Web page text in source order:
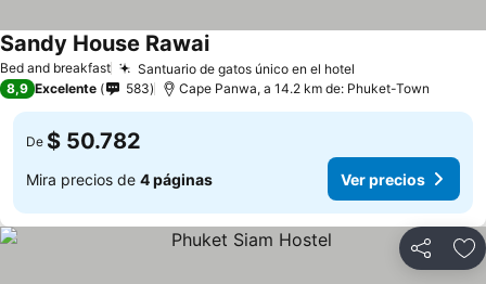
Bed and breakfast Santuario de gatos único en el hotel
Sandy House Rawai
8,9 Excelente 583 Cape Panwa, a 14.2 km de: Phuket-Town
De $ 50.782
Mira precios de 4 páginas Ver precios
Compartir